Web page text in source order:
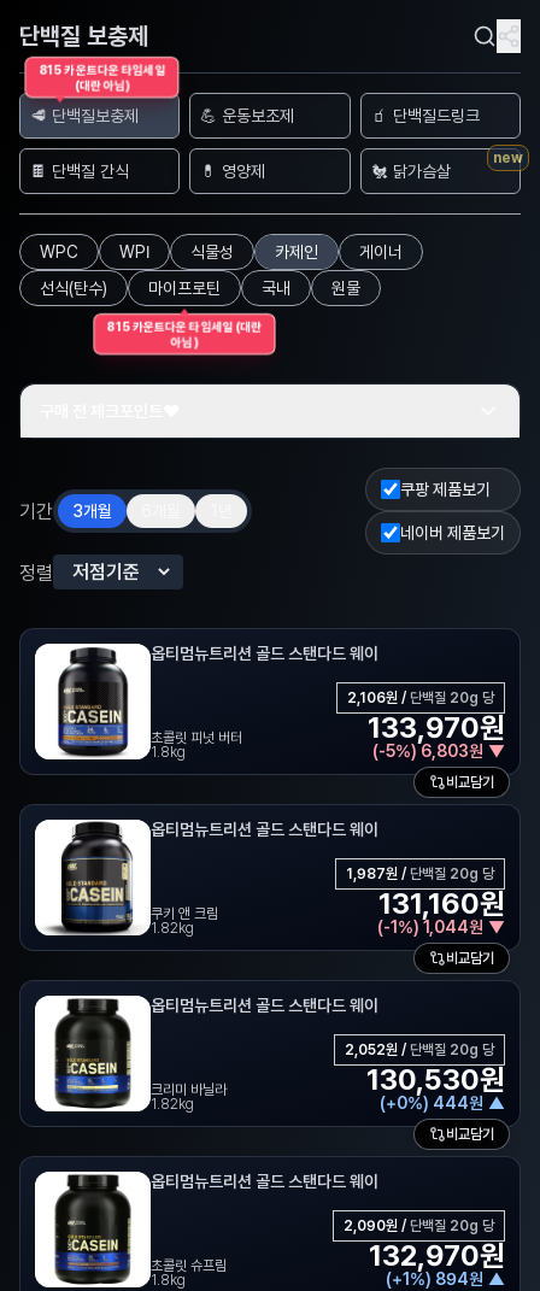
단백질 보충제
815 카운트다운 타임세일
(대란 아님)
🥩 단백질보충제 💪 운동보조제 🧃 단백질드링크
🍫 단백질 간식 💊 영양제 🐔 닭가슴살
new
WPC WPI 식물성 카제인
게이너
선식(탄수)
815 카운트다운 타임세일 (대란
아님)
마이프로틴 국내 원물
기간 3개월
쿠팡 제품보기
네이버 제품보기
정렬
옵티멈뉴트리션 골드 스탠다드 웨이
초콜릿 피넛 버터
1.8kg
2,106원 / 단백질 20g 당
133,970원
(-5%) 6,803원 ▼
비교담기
옵티멈뉴트리션 골드 스탠다드 웨이
쿠키 앤 크림
1.82kg
1,987원 / 단백질 20g 당
131,160원
(-1 %) 1,044원 ▼
비교담기
옵티멈뉴트리션 골드 스탠다드 웨이
크리미 바닐라
1.82kg
2,052원 / 단백질 20g 당
130,530원
(+0%) 444원 ▲
비교담기
옵티멈뉴트리션 골드 스탠다드 웨이
초콜릿 슈프림
1.8kg
2,090원 / 단백질 20g 당
132,970원
(+1 %) 894원 ▲